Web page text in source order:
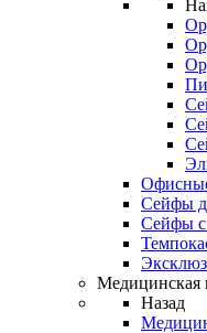
Сейфы
Сейфы с
Медицинская
Назад